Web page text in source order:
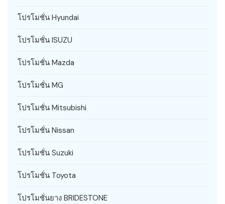
โปรโมชั่น Hyundai
โปรโมชั่น ISUZU
โปรโมชั่น Mazda
โปรโมชั่น MG
โปรโมชั่น Mitsubishi
โปรโมชั่น Nissan
โปรโมชั่น Suzuki
โปรโมชั่น Toyota
โปรโมชั่นยาง BRIDESTONE